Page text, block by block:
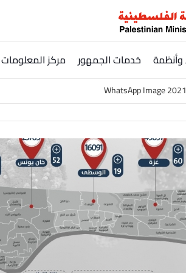
وأنظمة خدمات الجمهور مركز المعلومات
WhatsApp Image